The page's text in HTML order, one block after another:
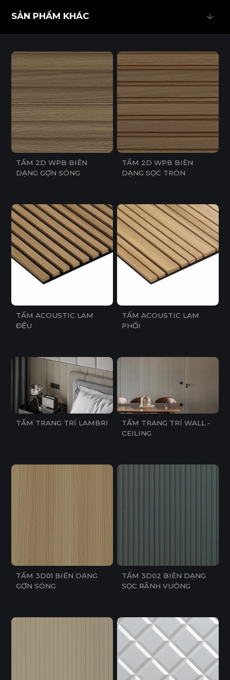
SẢN PHẨM KHÁC
TẤM 2D WPB BIÊN
DẠNG GỢN SÓNG
TẤM 2D WPB BIÊN
DẠNG SỌC TRÒN
TẤM ACOUSTIC LAM
ĐỀU
TẤM ACOUSTIC LAM
PHỐI
TẤM TRANG TRÍ LAMBRI
TẤM TRANG TRÍ WALL -
CEILING
TẤM 3D01 BIÊN DẠNG
GỢN SÓNG
TẤM 3D02 BIÊN DẠNG
SỌC RÃNH VUÔNG